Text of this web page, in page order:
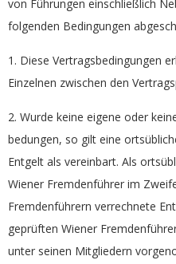
von Führungen einschließlich
folgenden Bedingungen
1. Diese Vertragsbedingungen
Einzelnen zwischen den
2. Wurde keine eigene oder
bedungen, so gilt eine
Entgelt als vereinbart. Als
Wiener Fremdenführer im
Fremdenführern verrechnete
geprüften Wiener
unter seinen Mitgliedern